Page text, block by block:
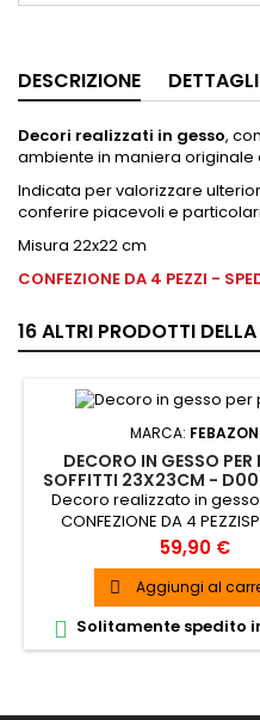
DESCRIZIONE
Decori realizzati in gesso,
ambiente in maniera originale
Indicata per valorizzare
conferire piacevoli e
Misura 22x22 cm
CONFEZIONE DA 4 PEZZI -
16 ALTRI PRODOTTI
MARCA: FEBAZON
DECORO IN GESSO PER
SOFFITTI 23X23CM -
Decoro realizzato in
CONFEZIONE DA 4
GRAUITA
Prezzo
59,90 €
 Aggiungi al
 Solitamente spedito